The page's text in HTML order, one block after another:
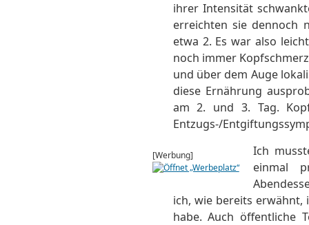
ihrer Intensität
erreichten sie dennoch
etwa 2. Es war also
noch immer
und über dem Auge
diese Ernährung
am 2. und 3. Tag.
Entzugs-/
[Werbung]
Ich
einmal
ich, wie bereits erwähnt,
habe. Auch öffentliche